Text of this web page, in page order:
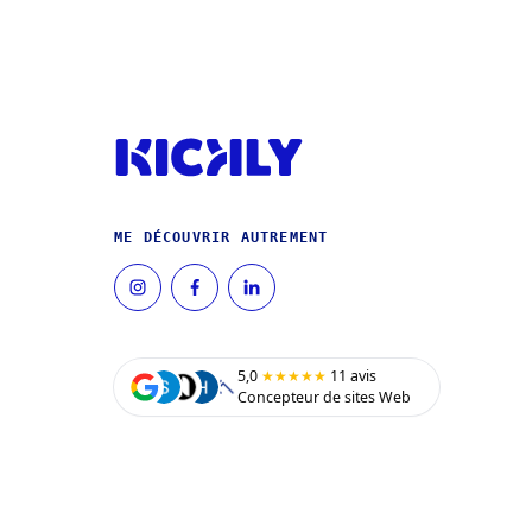
ME DÉCOUVRIR AUTREMENT
5,0 ★★★★★ 11 avis
Concepteur de sites Web